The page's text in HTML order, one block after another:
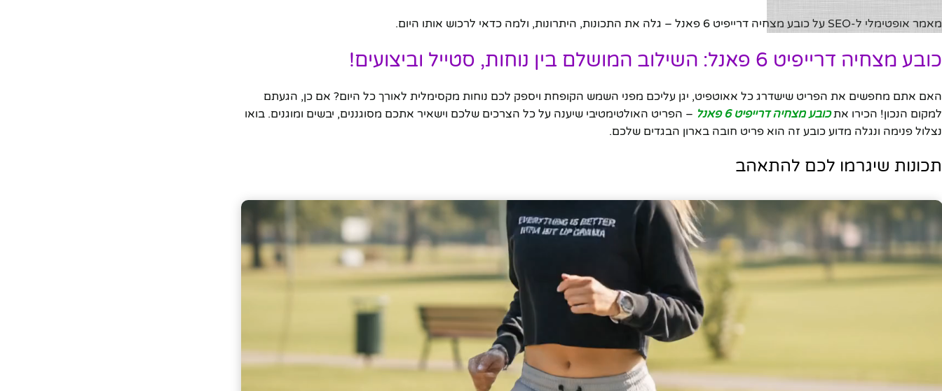
מאמר אופטימלי ל-SEO על כובע מצחיה דרייפיט 6 פאנל – גלה את התכונות, היתרונות, ולמה כדאי לרכוש אותו היום.
כובע מצחיה דרייפיט 6 פאנל: השילוב המושלם בין נוחות, סטייל וביצועים!
האם אתם מחפשים את הפריט שישדרג כל אאוטפיט, יגן עליכם מפני השמש הקופחת ויספק לכם נוחות מקסימלית לאורך כל היום? אם כן, הגעתם
למקום הנכון! הכירו אתכובע מצחיה דרייפיט 6 פאנל
– הפריט האולטימטיבי שיענה על כל הצרכים שלכם וישאיר אתכם מסוגננים, יבשים ומוגנים. בואו
נצלול פנימה ונגלה מדוע כובע זה הוא פריט חובה בארון הבגדים שלכם.
תכונות שיגרמו לכם להתאהב